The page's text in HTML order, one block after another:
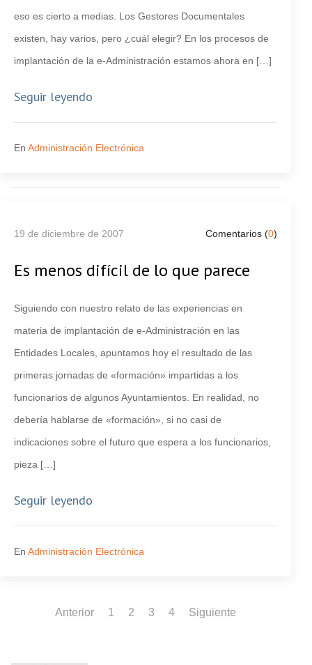
eso es cierto a medias. Los Gestores Documentales
existen, hay varios, pero ¿cuál elegir? En los procesos de
implantación de la e-Administración estamos ahora en […]
Seguir leyendo
En Administración Electrónica
19 de diciembre de 2007 Comentarios (0)
Es menos difícil de lo que parece
Siguiendo con nuestro relato de las experiencias en
materia de implantación de e-Administración en las
Entidades Locales, apuntamos hoy el resultado de las
primeras jornadas de «formación» impartidas a los
funcionarios de algunos Ayuntamientos. En realidad, no
debería hablarse de «formación», si no casi de
indicaciones sobre el futuro que espera a los funcionarios,
pieza […]
Seguir leyendo
En Administración Electrónica
Anterior 1 2 3 4 Siguiente